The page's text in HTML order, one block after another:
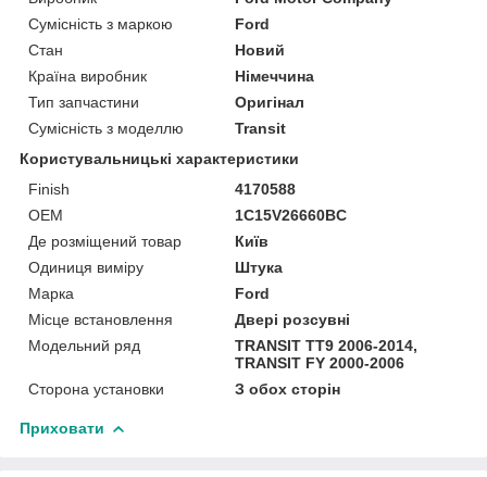
Сумісність з маркою
Ford
Стан
Новий
Країна виробник
Німеччина
Тип запчастини
Оригінал
Сумісність з моделлю
Transit
Користувальницькі характеристики
Finish
4170588
OEM
1C15V26660BC
Де розміщений товар
Київ
Одиниця виміру
Штука
Марка
Ford
Місце встановлення
Двері розсувні
Модельний ряд
TRANSIT TT9 2006-2014,
TRANSIT FY 2000-2006
Сторона установки
З обох сторін
Приховати